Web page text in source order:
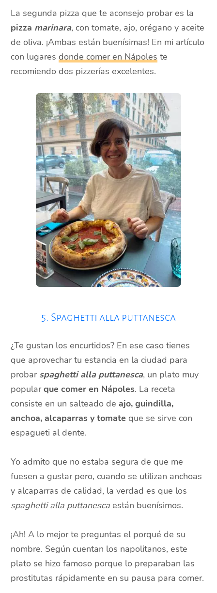
La segunda pizza que te aconsejo probar es la
pizza marinara, con tomate, ajo, orégano y aceite
de oliva. ¡Ambas están buenísimas! En mi artículo
con lugaresdonde comer en Nápoles te
recomiendo dos pizzerías excelentes.
5. Spaghetti alla puttanesca
¿Te gustan los encurtidos? En ese caso tienes
que aprovechar tu estancia en la ciudad para
probar spaghetti alla puttanesca, un plato muy
popularque comer en Nápoles. La receta
consiste en un salteado deajo, guindilla,
anchoa, alcaparras y tomate que se sirve con
espagueti al dente.
Yo admito que no estaba segura de que me
fuesen a gustar pero, cuando se utilizan anchoas
y alcaparras de calidad, la verdad es que los
spaghetti alla puttanesca están buenísimos.
¡Ah! A lo mejor te preguntas el porqué de su
nombre. Según cuentan los napolitanos, este
plato se hizo famoso porque lo preparaban las
prostitutas rápidamente en su pausa para comer.